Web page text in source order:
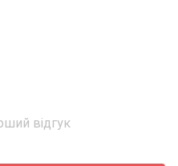
відгук